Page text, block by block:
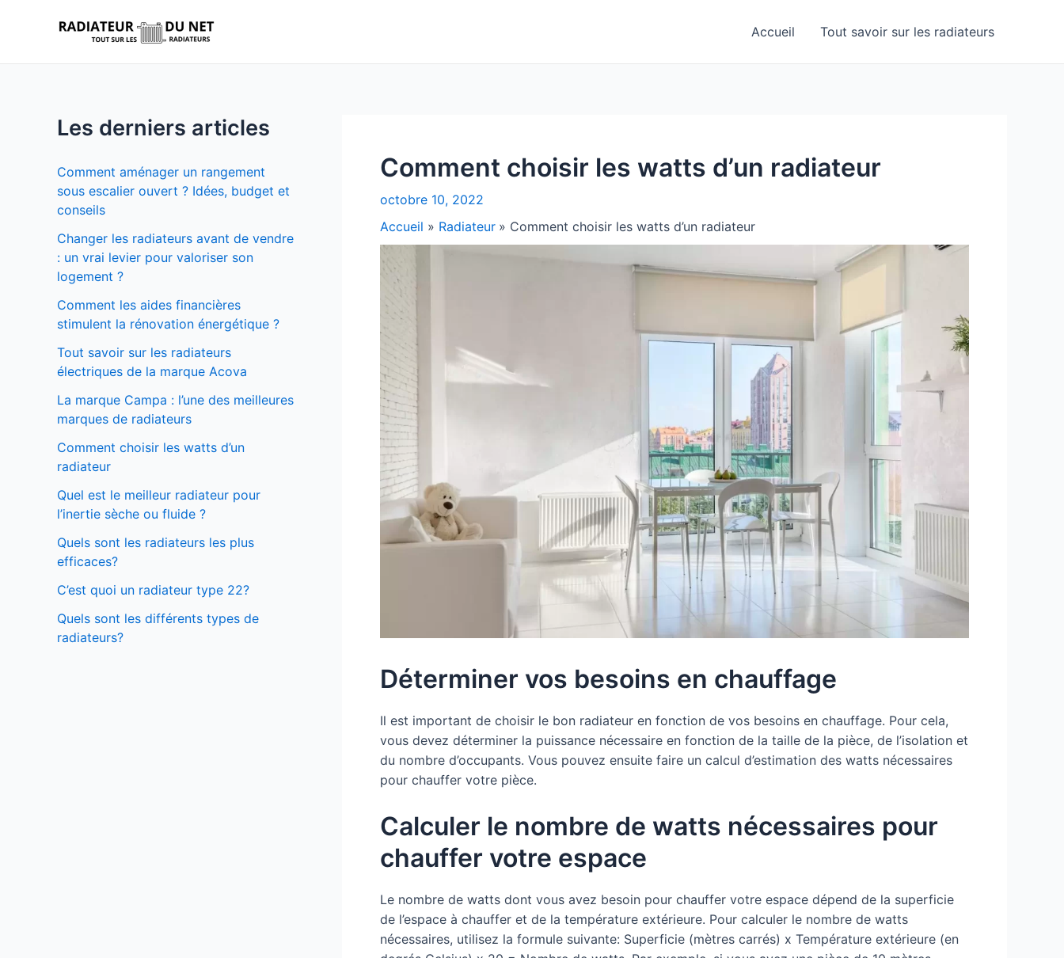
Accueil Tout savoir sur les radiateurs
Les derniers articles
Comment aménager un rangement
sous escalier ouvert ? Idées, budget et
conseils
Changer les radiateurs avant de vendre
: un vrai levier pour valoriser son
logement ?
Comment les aides financières
stimulent la rénovation énergétique ?
Tout savoir sur les radiateurs
électriques de la marque Acova
La marque Campa : l’une des meilleures
marques de radiateurs
Comment choisir les watts d’un
radiateur
Quel est le meilleur radiateur pour
l’inertie sèche ou fluide ?
Quels sont les radiateurs les plus
efficaces?
C’est quoi un radiateur type 22?
Quels sont les différents types de
radiateurs?
Comment choisir les watts d’un radiateur
octobre 10, 2022
Accueil
Radiateur Comment choisir les watts d’un radiateur
Déterminer vos besoins en chauffage
Il est important de choisir le bon radiateur en fonction de vos besoins en chauffage. Pour cela,
vous devez déterminer la puissance nécessaire en fonction de la taille de la pièce, de l’isolation et
du nombre d’occupants. Vous pouvez ensuite faire un calcul d’estimation des watts nécessaires
pour chauffer votre pièce.
Calculer le nombre de watts nécessaires pour
chauffer votre espace
Le nombre de watts dont vous avez besoin pour chauffer votre espace dépend de la superficie
de l’espace à chauffer et de la température extérieure. Pour calculer le nombre de watts
nécessaires, utilisez la formule suivante: Superficie (mètres carrés) x Température extérieure (en